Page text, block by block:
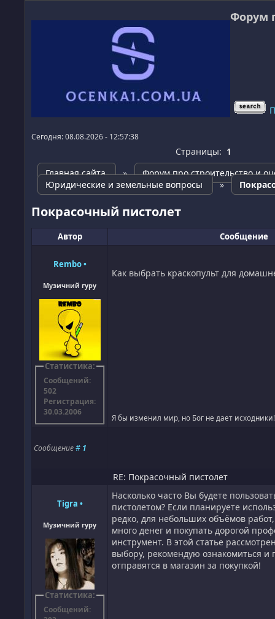
Форум
Сегодня: 08.08.2026 - 12:57:38
Страницы: 1
Главная сайта
»
Форум про строительство и
Юридические и земельные вопросы
»
Покрасочный пистолет
Автор Сообщение
Rembo•
Музичний гуру
Статистика:
Сообщений:
502
Регистрация:
30.03.2006
Как выбрать краскопульт для
Я бы изменил мир, но Бог не дает исходники!
Сообщение# 1
RE: Покрасочный пистолет
Tigra •
Музичний гуру
Статистика:
Сообщений:
Насколько часто Вы будете
пистолетом? Если планируете
редко, для небольших объёмов
много денег и покупать дорогой
инструмент. В этой статье
выбору, рекомендую ознакомиться и
отправятся в магазин за покупкой!